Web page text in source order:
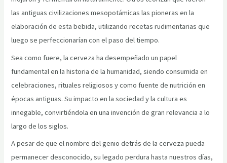
las antiguas civilizaciones mesopotámicas las pioneras en la
elaboración de esta bebida, utilizando recetas rudimentarias que
luego se perfeccionarían con el paso del tiempo.
Sea como fuere, la cerveza ha desempeñado un papel
fundamental en la historia de la humanidad, siendo consumida en
celebraciones, rituales religiosos y como fuente de nutrición en
épocas antiguas. Su impacto en la sociedad y la cultura es
innegable, convirtiéndola en una invención de gran relevancia a lo
largo de los siglos.
A pesar de que el nombre del genio detrás de la cerveza pueda
permanecer desconocido, su legado perdura hasta nuestros días,